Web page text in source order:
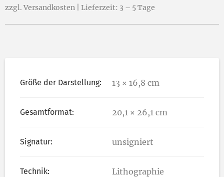
zzgl. Versandkosten | Lieferzeit: 3 – 5 Tage
Größe der Darstellung: 13 × 16,8 cm
Gesamtformat: 20,1 × 26,1 cm
Signatur: unsigniert
Technik: Lithographie